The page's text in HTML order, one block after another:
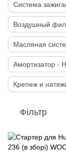
Система
Воздушный
Масляная
Амортизатор -
Крепеж и
Фільтр